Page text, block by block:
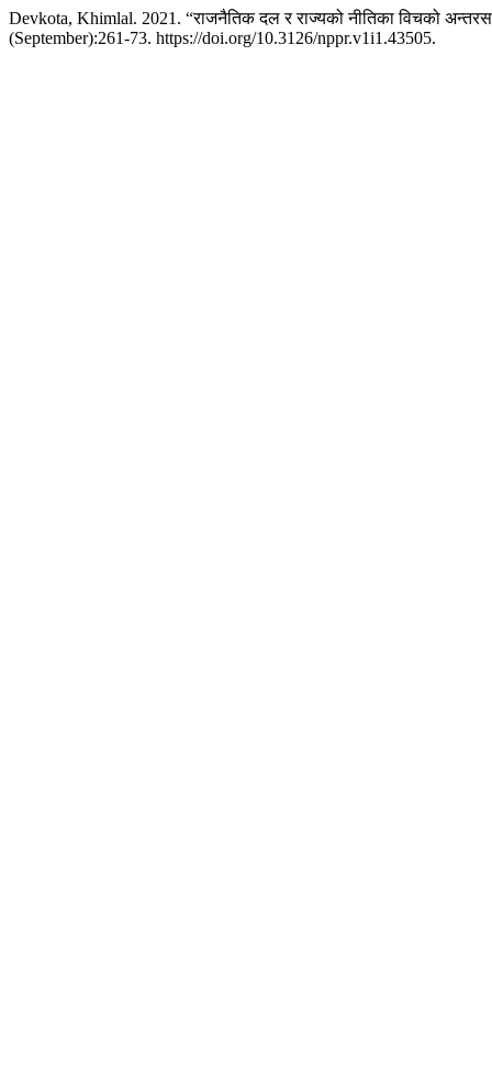
Devkota, Khimlal. 2021. “राजनैतिक दल र राज्यको नीतिका विचको
(September):261-73. https://doi.org/10.3126/nppr.v1i1.43505.